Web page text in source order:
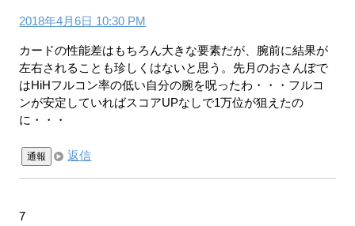
2018年4月6日 10:30 PM
カードの性能差はもちろん大きな要素だが、腕前に結果が
左右されることも珍しくはないと思う。先月のおさんぽで
はHiHフルコン率の低い自分の腕を呪ったわ・・・フルコ
ンが安定していればスコアUPなしで1万位が狙えたの
に・・・
通報 返信
7